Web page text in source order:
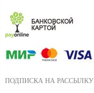
ПОДПИСКА НА РАССЫЛКУ